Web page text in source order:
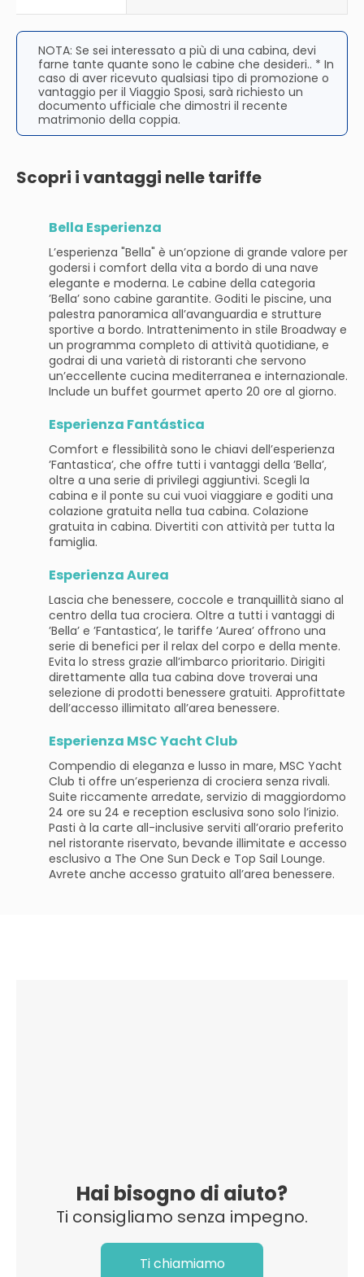
NOTA: Se sei interessato a più di una cabina, devi
farne tante quante sono le cabine che desideri.. * In
caso di aver ricevuto qualsiasi tipo di promozione o
vantaggio per il Viaggio Sposi, sarà richiesto un
documento ufficiale che dimostri il recente
matrimonio della coppia.
Scopri i vantaggi nelle tariffe
Bella Esperienza
L’esperienza "Bella" è un’opzione di grande valore per
godersi i comfort della vita a bordo di una nave
elegante e moderna. Le cabine della categoria
’Bella’ sono cabine garantite. Goditi le piscine, una
palestra panoramica all’avanguardia e strutture
sportive a bordo. Intrattenimento in stile Broadway e
un programma completo di attività quotidiane, e
godrai di una varietà di ristoranti che servono
un’eccellente cucina mediterranea e internazionale.
Include un buffet gourmet aperto 20 ore al giorno.
Esperienza Fantástica
Comfort e flessibilità sono le chiavi dell’esperienza
’Fantastica’, che offre tutti i vantaggi della ’Bella’,
oltre a una serie di privilegi aggiuntivi. Scegli la
cabina e il ponte su cui vuoi viaggiare e goditi una
colazione gratuita nella tua cabina. Colazione
gratuita in cabina. Divertiti con attività per tutta la
famiglia.
Esperienza Aurea
Lascia che benessere, coccole e tranquillità siano al
centro della tua crociera. Oltre a tutti i vantaggi di
’Bella’ e ’Fantastica’, le tariffe ’Aurea’ offrono una
serie di benefici per il relax del corpo e della mente.
Evita lo stress grazie all’imbarco prioritario. Dirigiti
direttamente alla tua cabina dove troverai una
selezione di prodotti benessere gratuiti. Approfittate
dell’accesso illimitato all’area benessere.
Esperienza MSC Yacht Club
Compendio di eleganza e lusso in mare, MSC Yacht
Club ti offre un’esperienza di crociera senza rivali.
Suite riccamente arredate, servizio di maggiordomo
24 ore su 24 e reception esclusiva sono solo l’inizio.
Pasti à la carte all-inclusive serviti all’orario preferito
nel ristorante riservato, bevande illimitate e accesso
esclusivo a The One Sun Deck e Top Sail Lounge.
Avrete anche accesso gratuito all’area benessere.
Hai bisogno di aiuto?
Ti consigliamo senza impegno.
Ti chiamiamo